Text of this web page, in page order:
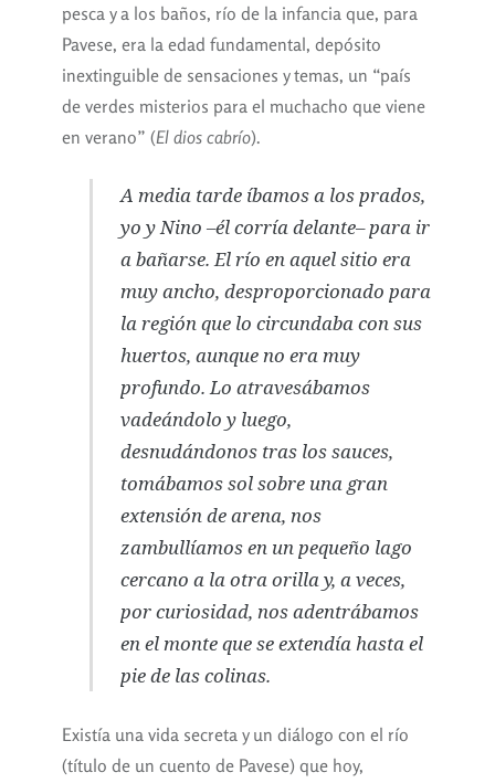
pesca y a los baños, río de la infancia que, para
Pavese, era la edad fundamental, depósito
inextinguible de sensaciones y temas, un “país
de verdes misterios para el muchacho que viene
en verano” (El dios cabrío).
A media tarde íbamos a los prados,
yo y Nino –él corría delante– para ir
a bañarse. El río en aquel sitio era
muy ancho, desproporcionado para
la región que lo circundaba con sus
huertos, aunque no era muy
profundo. Lo atravesábamos
vadeándolo y luego,
desnudándonos tras los sauces,
tomábamos sol sobre una gran
extensión de arena, nos
zambullíamos en un pequeño lago
cercano a la otra orilla y, a veces,
por curiosidad, nos adentrábamos
en el monte que se extendía hasta el
pie de las colinas.
Existía una vida secreta y un diálogo con el río
(título de un cuento de Pavese) que hoy,